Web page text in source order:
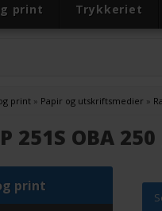
print Trykkeriet
print » Papir og utskriftsmedier »
251S OBA 250
print